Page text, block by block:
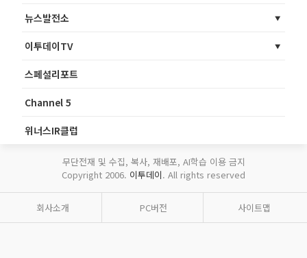
뉴스발전소
이투데이TV
스페셜리포트
Channel 5
위너스IR클럽
무단전재 및 수집, 복사, 재배포, AI학습 이용 금지
Copyright 2006. 이투데이. All rights reserved
회사소개 PC버전 사이트맵